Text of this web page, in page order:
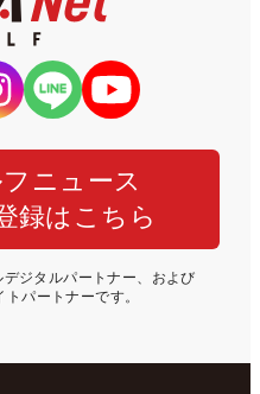
ニュース
録はこちら
ジタルパートナー、および
パートナーです。